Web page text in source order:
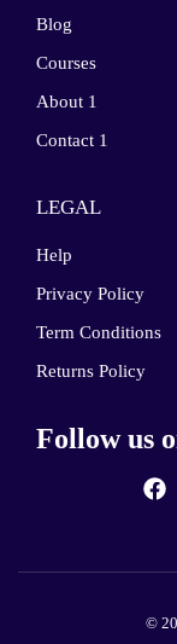
Blog
Courses
About 1
Contact 1
LEGAL
Help
Privacy Policy
Term Conditions
Returns Policy
Follow us
©